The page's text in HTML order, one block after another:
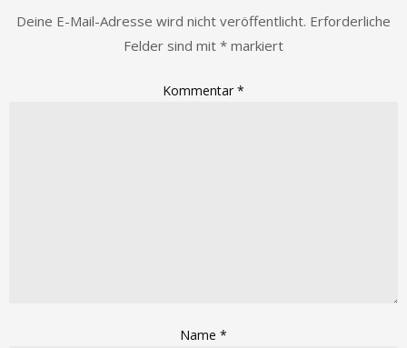
Deine E-Mail-Adresse wird nicht veröffentlicht. Erforderliche
Felder sind mit * markiert
Kommentar *
Name *